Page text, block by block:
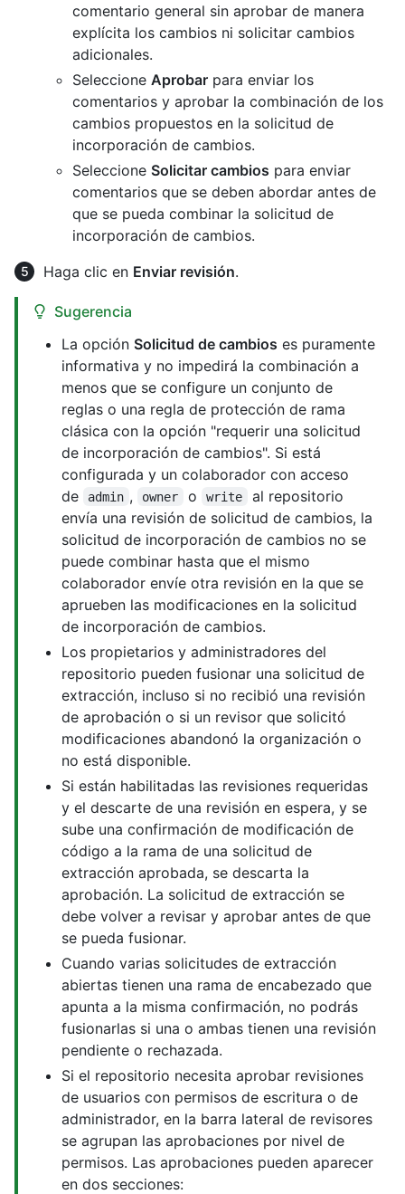
comentario general sin aprobar de manera
explícita los cambios ni solicitar cambios
adicionales.
Seleccione Aprobar para enviar los
comentarios y aprobar la combinación de los
cambios propuestos en la solicitud de
incorporación de cambios.
Seleccione Solicitar cambios para enviar
comentarios que se deben abordar antes de
que se pueda combinar la solicitud de
incorporación de cambios.
Haga clic en Enviar revisión.
Sugerencia
La opción Solicitud de cambios es puramente
informativa y no impedirá la combinación a
menos que se configure un conjunto de
reglas o una regla de protección de rama
clásica con la opción "requerir una solicitud
de incorporación de cambios". Si está
configurada y un colaborador con acceso
de
admin , owner o write
al repositorio
envía una revisión de solicitud de cambios, la
solicitud de incorporación de cambios no se
puede combinar hasta que el mismo
colaborador envíe otra revisión en la que se
aprueben las modificaciones en la solicitud
de incorporación de cambios.
Los propietarios y administradores del
repositorio pueden fusionar una solicitud de
extracción, incluso si no recibió una revisión
de aprobación o si un revisor que solicitó
modificaciones abandonó la organización o
no está disponible.
Si están habilitadas las revisiones requeridas
y el descarte de una revisión en espera, y se
sube una confirmación de modificación de
código a la rama de una solicitud de
extracción aprobada, se descarta la
aprobación. La solicitud de extracción se
debe volver a revisar y aprobar antes de que
se pueda fusionar.
Cuando varias solicitudes de extracción
abiertas tienen una rama de encabezado que
apunta a la misma confirmación, no podrás
fusionarlas si una o ambas tienen una revisión
pendiente o rechazada.
Si el repositorio necesita aprobar revisiones
de usuarios con permisos de escritura o de
administrador, en la barra lateral de revisores
se agrupan las aprobaciones por nivel de
permisos. Las aprobaciones pueden aparecer
en dos secciones: